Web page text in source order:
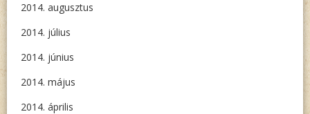
2014. augusztus
2014. július
2014. június
2014. május
2014. április